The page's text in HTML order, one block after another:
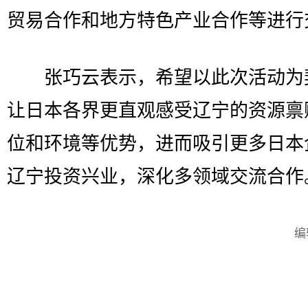
贸易合作和地方特色产业合作等进
张巧云表示，希望以此次活动为
让日本各界更直观感受辽宁的资源
位和环境等优势，进而吸引更多日
辽宁投资兴业，深化多领域交流合